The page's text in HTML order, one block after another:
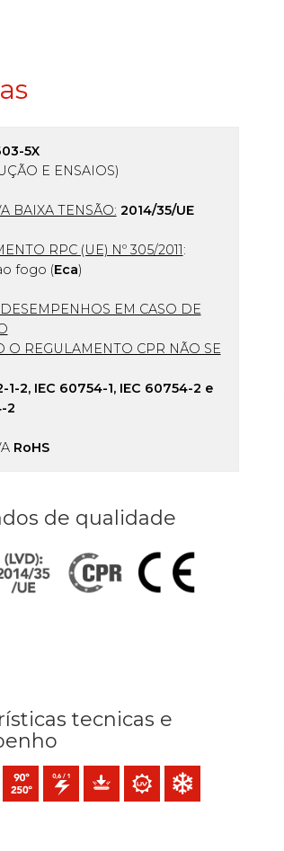
5X
E ENSAIOS)
BAIXA TENSÃO: 2014/35/UE
RPC (UE) Nº 305/2011:
fogo (Eca)
EM CASO DE
O REGULAMENTO CPR NÃO SE
1-2, IEC 60754-1, IEC 60754-2 e
2
RoHS
de qualidade
tecnicas e
rígido cableado (classe 2) mm2
Temperatura máx. serviço: 90ºC / 250ºC
0,6/1 (1,2) kV C.A / 1,5 (1,8) kV C.C
Proteção mecânica
Resistência aos raios UV
Resistência ao frio